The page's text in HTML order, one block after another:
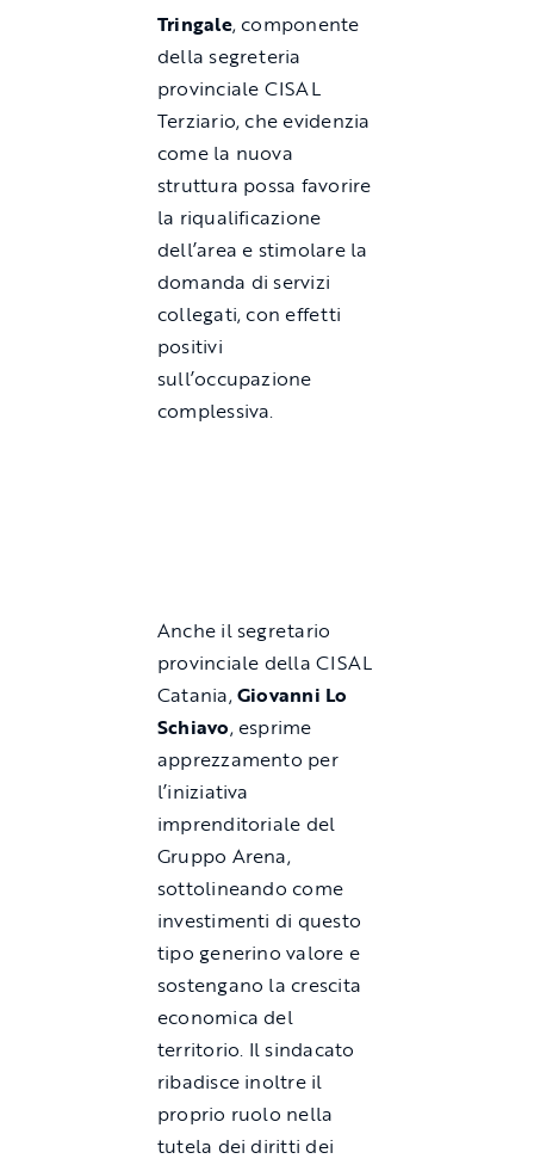
Tringale, componente
della segreteria
provinciale CISAL
Terziario, che evidenzia
come la nuova
struttura possa favorire
la riqualificazione
dell’area e stimolare la
domanda di servizi
collegati, con effetti
positivi
sull’occupazione
complessiva.
Anche il segretario
provinciale della CISAL
Catania,Giovanni Lo
Schiavo, esprime
apprezzamento per
l’iniziativa
imprenditoriale del
Gruppo Arena,
sottolineando come
investimenti di questo
tipo generino valore e
sostengano la crescita
economica del
territorio. Il sindacato
ribadisce inoltre il
proprio ruolo nella
tutela dei diritti dei